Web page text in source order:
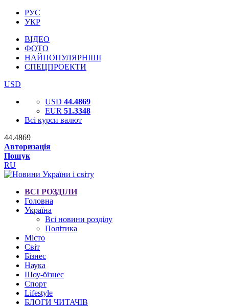
РУС
УКР
ВІДЕО
ФОТО
НАЙПОПУЛЯРНІШІ
СПЕЦПРОЕКТИ
USD
USD 44.4869
EUR 51.3348
Всі курси валют
44.4869
Авторизація
Пошук
RU
ВСІ РОЗДІЛИ
Головна
Україна
Всі новини розділу
Політика
Місто
Світ
Бізнес
Наука
Шоу-бізнес
Спорт
Lifestyle
БЛОГИ ЧИТАЧІВ